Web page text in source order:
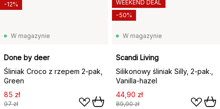
W magazynie
Done by deer
Śliniak Croco z rzepem 2-pak,
Green
85 zł
97 zł
-12%
W magazynie
Scandi Living
Silikonowy śliniak Silly, 2-pak.,
Vanilla-hazel
44,90 zł
89,90 zł
WEEKEND DEAL
-50%